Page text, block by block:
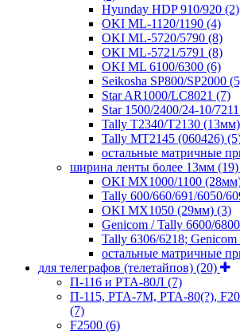
Hyunday HDP 910/920 (2)
OKI ML-1120/1190 (4)
OKI ML-5720/5790 (8)
OKI ML-5721/5791 (8)
OKI ML 6100/6300 (6)
Seikosha SP800/SP2000
Star AR1000/LC8021 (7)
Star 1500/2400/24-10/7211
Tally T2340/T2130 (13мм)
Tally MT2145 (060426)
остальные матричные
ширина ленты более 13мм (19)
OKI MX1000/1100
Tally 600/660/691/6050/
OKI MX1050 (29мм) (3)
Genicom / Tally 6600/
Tally 6306/6218;
остальные матричные
для телеграфов (телетайпов) (20)
П-116 и РТА-80Л (7)
П-115, РТА-7М, РТА-80(?),
(7)
F2500 (6)